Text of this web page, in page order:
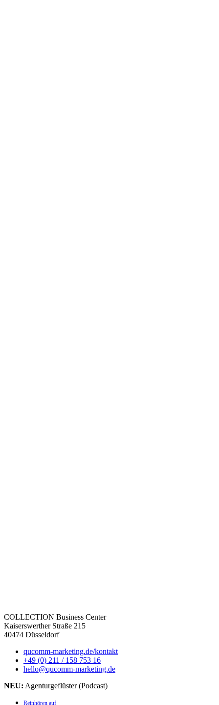
COLLECTION Business Center
Kaiserswerther Straße 215
40474 Düsseldorf
qucomm-marketing.de/kontakt
+49 (0) 211 / 158 753 16
hello@qucomm-marketing.de
NEU: Agenturgeflüster (Podcast)
Reinhören auf